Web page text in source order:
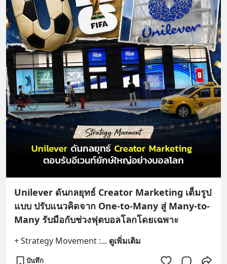
Unilever ดันกลยุทธ์ Creator Marketing เต็มรูป
แบบ ปรับแนวคิดจาก One-to-Many สู่ Many-to-
Many รับมือกับช่วงฟุตบอลโลกโดยเฉพาะ
+ Strategy Movement :... ดูเพิ่มเติม
บันทึก